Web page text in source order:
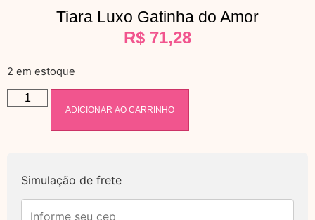
Tiara Luxo Gatinha do Amor
R$ 71,28
2 em estoque
ADICIONAR AO CARRINHO
Simulação de frete